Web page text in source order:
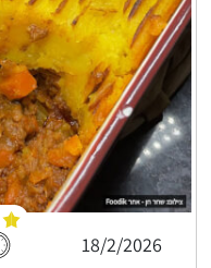
18/2/2026